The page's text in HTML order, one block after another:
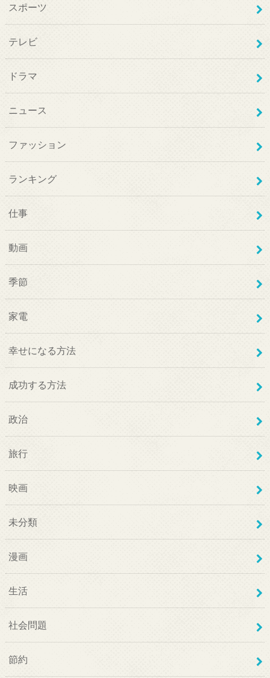
スポーツ
テレビ
ドラマ
ニュース
ファッション
ランキング
仕事
動画
季節
家電
幸せになる方法
成功する方法
政治
旅行
映画
未分類
漫画
生活
社会問題
節約